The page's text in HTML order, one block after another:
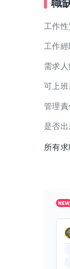
職
工作性
工作經
需求人
可上班
管理責
是否出
所有